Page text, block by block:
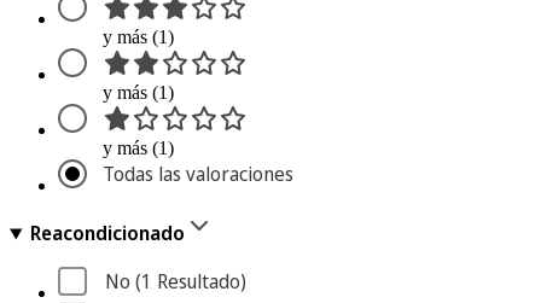
y más (1)
y más (1)
y más (1)
Todas las valoraciones
Reacondicionado
No (1 Resultado)